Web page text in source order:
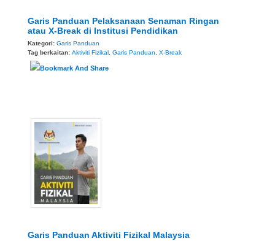
Garis Panduan Pelaksanaan Senaman Ringan
atau X-Break di Institusi Pendidikan
Kategori: Garis Panduan
Tag berkaitan: Aktiviti Fizikal Garis Panduan X-Break
Garis Panduan Aktiviti Fizikal Malaysia